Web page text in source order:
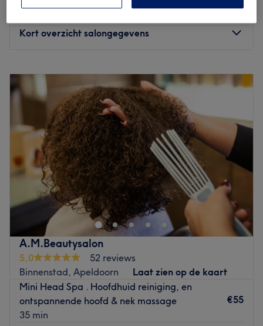
vanaf €15
Kort overzicht salongegevens
Dinsdag
09:00
21:00
Woensdag
Donderdag
09:00
Vrijdag
09:00–
Zaterdag
Gesloten
Zondag
Gesloten
Welkom bij Wendy's Beauty&Care in Apeldoorn. In deze
salon kun je terecht voor verschillende behandelingen
waaronder gezichtsbehandelingen, lichaamsmassages
en wimper en wenkbrauw behandelingen. De salon wordt
gerund door Wendy, de gepassioneerde eigenaresse. Met
haar toewijding en expertise zorgt ze ervoor dat elke
klant zich speciaal voelt. Ze neemt de tijd voor haar
klanten en zorgt ervoor dat iedereen de persoonlijke
aandacht krijgt die ze verdienen.De prachtige, rustige
en ontspannen omgeving zorgt ervoor dat je je op je
gemak voelt tijdens je bezoek aan de salon.
A.M.Beautysalon
5,0
52 reviews
Binnenstad, Apeldoorn
Laat zien op de kaart
Mini Head Spa . Hoofdhuid reiniging, en
ontspannende hoofd & nek massage
35 min
€55